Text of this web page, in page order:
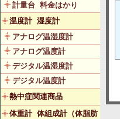
計量台 料金はかり
温度計 湿度計
アナログ温湿度計
アナログ温度計
デジタル温湿度計
デジタル温度計
熱中症関連商品
体重計 体組成計（体脂肪